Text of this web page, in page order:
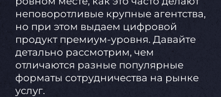
неповоротливые крупные агентства,
но при этом выдаем цифровой
продукт премиум-уровня. Давайте
детально рассмотрим, чем
отличаются разные популярные
форматы сотрудничества на рынке
услуг.